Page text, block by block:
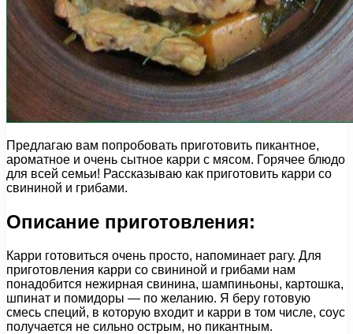
Предлагаю вам попробовать приготовить пикантное,
ароматное и очень сытное карри с мясом. Горячее блюдо
для всей семьи! Рассказываю как приготовить карри со
свининой и грибами.
Описание приготовления:
Карри готовиться очень просто, напоминает рагу. Для
приготовления карри со свининой и грибами нам
понадобится нежирная свинина, шампиньоны, картошка,
шпинат и помидоры — по желанию. Я беру готовую
смесь специй, в которую входит и карри в том числе, соус
получается не сильно острым, но пикантным.